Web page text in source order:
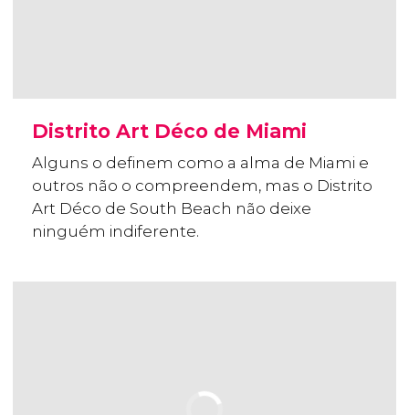
Distrito Art Déco de Miami
Alguns o definem como a alma de Miami e
outros não o compreendem, mas o Distrito
Art Déco de South Beach não deixe
ninguém indiferente.